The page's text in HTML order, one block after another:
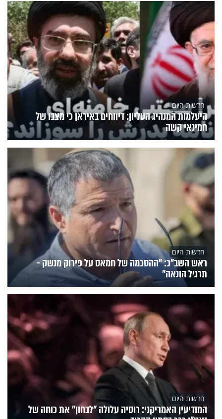
חדשות היום
היעלמות המנהיג העליון: דיווחים באיראן כי מצבו של
חמינאי קשה
חדשות היום
ראש השב"כ: "ההסכמה של חמאס על פירוק מנשק -
תרגיל הונאה"
חדשות היום
המודיעין האמריקני: רוסיה עלולה "לבחון" את כוחה של